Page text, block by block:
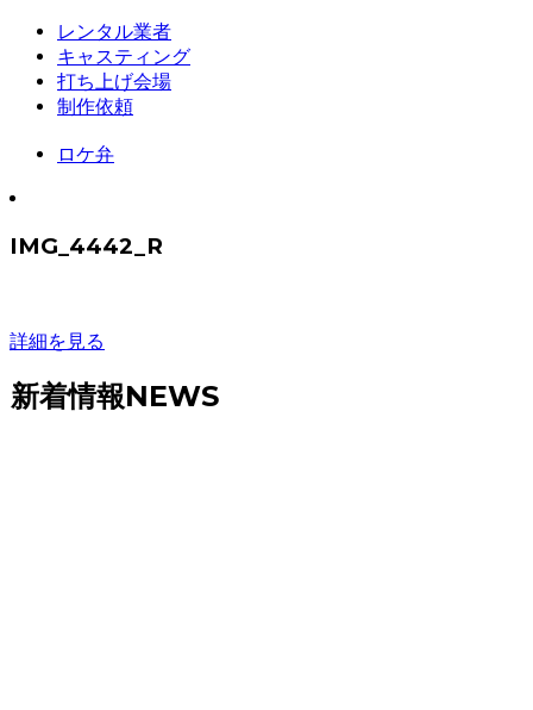
レンタル業者
キャスティング
打ち上げ会場
制作依頼
ロケ弁
IMG_4442_R
詳細を見る
新着情報NEWS